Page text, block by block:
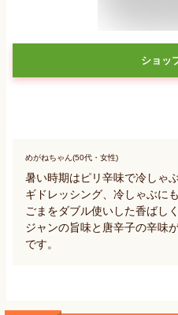
ショッ
めがねちゃん(50代・女性)
暑い時期はピリ辛味で冷しゃ
ギドレッシング、冷しゃぶに
ごまをダブル使いした香ばし
ジャンの旨味と唐辛子の辛味
です。